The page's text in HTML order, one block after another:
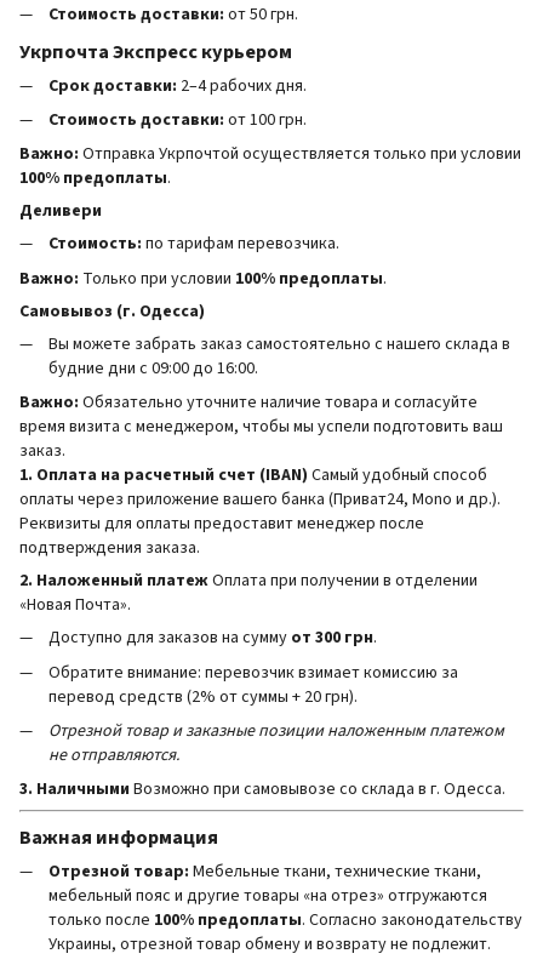
Стоимость доставки: от 50 грн.
Укрпочта Экспресс курьером
Срок доставки: 2–4 рабочих дня.
Стоимость доставки: от 100 грн.
Важно: Отправка Укрпочтой осуществляется только при условии
100% предоплаты.
Деливери
Стоимость: по тарифам перевозчика.
Важно: Только при условии 100% предоплаты.
Самовывоз (г. Одесса)
Вы можете забрать заказ самостоятельно с нашего склада в
будние дни с 09:00 до 16:00.
Важно: Обязательно уточните наличие товара и согласуйте
время визита с менеджером, чтобы мы успели подготовить ваш
заказ.
1. Оплата на расчетный счет (IBAN) Самый удобный способ
оплаты через приложение вашего банка (Приват24, Mono и др.).
Реквизиты для оплаты предоставит менеджер после
подтверждения заказа.
2. Наложенный платежОплата при получении в отделении
«Новая Почта».
Доступно для заказов на сумму от 300 грн.
Обратите внимание: перевозчик взимает комиссию за
перевод средств (2% от суммы + 20 грн).
Отрезной товар и заказные позиции наложенным платежом
не отправляются.
3. Наличными Возможно при самовывозе со склада в г. Одесса.
Важная информация
Отрезной товар: Мебельные ткани, технические ткани,
мебельный пояс и другие товары «на отрез» отгружаются
только после 100% предоплаты. Согласно законодательству
Украины, отрезной товар обмену и возврату не подлежит.